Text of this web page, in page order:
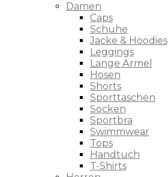
Damen
Caps
Schuhe
Jacke & Hoodies
Leggings
Lange Ärmel
Hosen
Shorts
Sporttaschen
Socken
Sportbra
Swimmwear
Tops
Handtuch
T-Shirts